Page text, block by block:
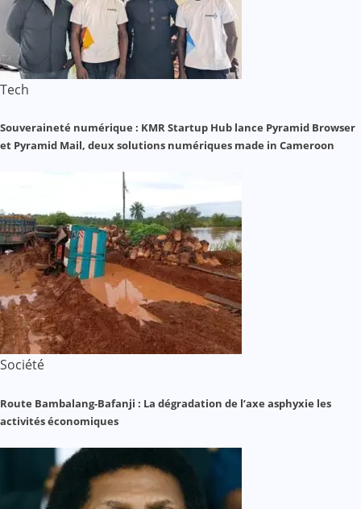
Tech
Souveraineté numérique : KMR Startup Hub lance Pyramid Browser
et Pyramid Mail, deux solutions numériques made in Cameroon
Société
Route Bambalang-Bafanji : La dégradation de l’axe asphyxie les
activités économiques